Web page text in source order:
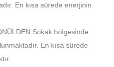
En kısa sürede enerjinin
Sokak bölgesinde
En kısa sürede